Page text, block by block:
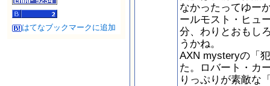
はてなブックマークに追加
なかったってゆー
ールモスト・ヒュ
分、わりとおもし
うかね。
AXN mysteryの「
た。ロバート・カ
りっぷりが素敵な